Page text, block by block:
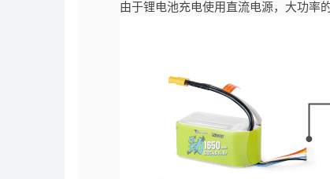
由于锂电池充电使用直流电源，大功率